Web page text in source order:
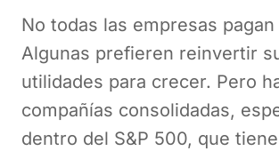
No todas las empresas
Algunas prefieren reinvertir
utilidades para crecer. Pero
compañías consolidadas,
dentro del S&P 500, que